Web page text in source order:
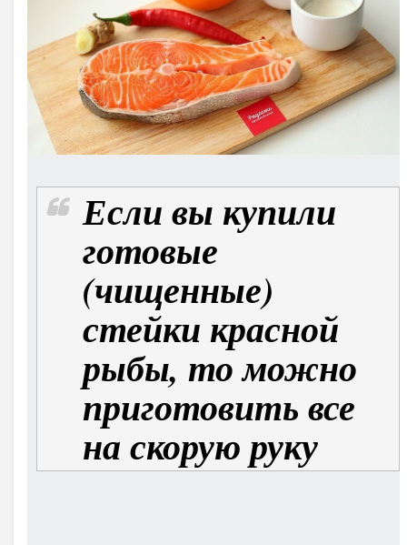
Если вы купили
готовые
(чищенные)
стейки красной
рыбы, то можно
приготовить все
на скорую руку